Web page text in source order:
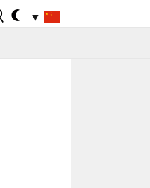
▼